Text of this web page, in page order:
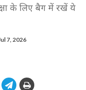
के लिए बैग में रखें ये
7, 2026